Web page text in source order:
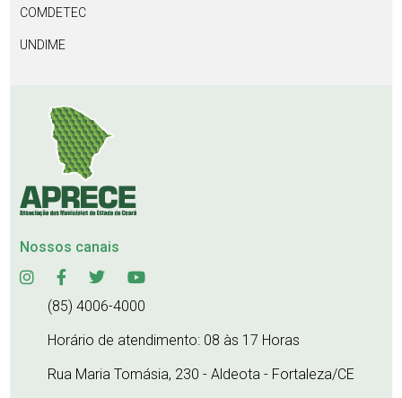
COMDETEC
UNDIME
Nossos canais
(85) 4006-4000
Horário de atendimento: 08 às 17 Horas
Rua Maria Tomásia, 230 - Aldeota - Fortaleza/CE